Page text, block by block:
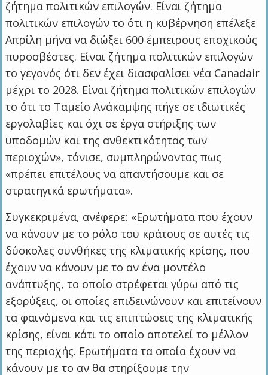
ζήτημα πολιτικών επιλογών. Είναι ζήτημα
πολιτικών επιλογών το ότι η κυβέρνηση επέλεξε
Απρίλη μήνα να διώξει 600 έμπειρους εποχικούς
πυροσβέστες. Είναι ζήτημα πολιτικών επιλογών
το γεγονός ότι δεν έχει διασφαλίσει νέα Canadair
μέχρι το 2028. Είναι ζήτημα πολιτικών επιλογών
το ότι το Ταμείο Ανάκαμψης πήγε σε ιδιωτικές
εργολαβίες και όχι σε έργα στήριξης των
υποδομών και της ανθεκτικότητας των
περιοχών», τόνισε, συμπληρώνοντας πως
«πρέπει επιτέλους να απαντήσουμε και σε
στρατηγικά ερωτήματα».
Συγκεκριμένα, ανέφερε: «Ερωτήματα που έχουν
να κάνουν με το ρόλο του κράτους σε αυτές τις
δύσκολες συνθήκες της κλιματικής κρίσης, που
έχουν να κάνουν με το αν ένα μοντέλο
ανάπτυξης, το οποίο στρέφεται γύρω από τις
εξορύξεις, οι οποίες επιδεινώνουν και επιτείνουν
τα φαινόμενα και τις επιπτώσεις της κλιματικής
κρίσης, είναι κάτι το οποίο αποτελεί το μέλλον
της περιοχής. Ερωτήματα τα οποία έχουν να
κάνουν με το αν θα στηρίξουμε την